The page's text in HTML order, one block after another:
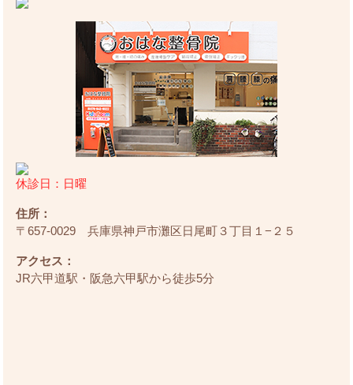
休診日：日曜
住所：
〒657-0029 兵庫県神戸市灘区日尾町３丁目１−２５
アクセス：
JR六甲道駅・阪急六甲駅から徒歩5分